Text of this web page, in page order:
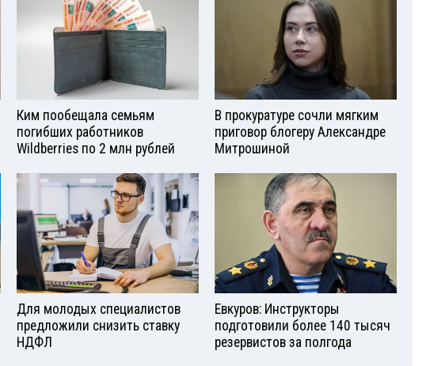
Ким пообещала семьям
погибших работников
Wildberries по 2 млн рублей
В прокуратуре сочли мягким
приговор блогеру Александре
Митрошиной
Для молодых специалистов
предложили снизить ставку
НДФЛ
Евкуров: Инструкторы
подготовили более 140 тысяч
резервистов за полгода